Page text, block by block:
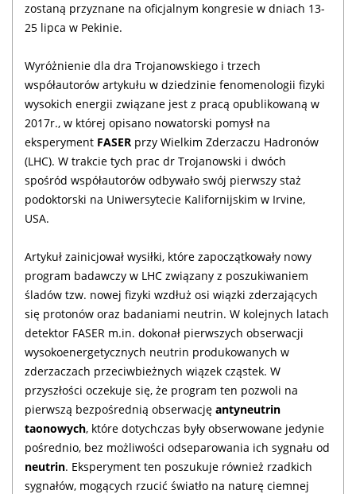
zostaną przyznane na oficjalnym kongresie w dniach 13-
25 lipca w Pekinie.
Wyróżnienie dla dra Trojanowskiego i trzech
współautorów artykułu w dziedzinie fenomenologii fizyki
wysokich energii związane jest z pracą opublikowaną w
2017r., w której opisano nowatorski pomysł na
eksperyment FASER przy Wielkim Zderzaczu Hadronów
(LHC). W trakcie tych prac dr Trojanowski i dwóch
spośród współautorów odbywało swój pierwszy staż
podoktorski na Uniwersytecie Kalifornijskim w Irvine,
USA.
Artykuł zainicjował wysiłki, które zapoczątkowały nowy
program badawczy w LHC związany z poszukiwaniem
śladów tzw. nowej fizyki wzdłuż osi wiązki zderzających
się protonów oraz badaniami neutrin. W kolejnych latach
detektor FASER m.in. dokonał pierwszych obserwacji
wysokoenergetycznych neutrin produkowanych w
zderzaczach przeciwbieżnych wiązek cząstek. W
przyszłości oczekuje się, że program ten pozwoli na
pierwszą bezpośrednią obserwację antyneutrin
taonowych, które dotychczas były obserwowane jedynie
pośrednio, bez możliwości odseparowania ich sygnału od
neutrin. Eksperyment ten poszukuje również rzadkich
sygnałów, mogących rzucić światło na naturę ciemnej